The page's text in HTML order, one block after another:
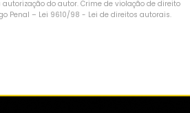
do autor. Crime de violação de direito
Penal – Lei 9610/98 - Lei de direitos autorais.